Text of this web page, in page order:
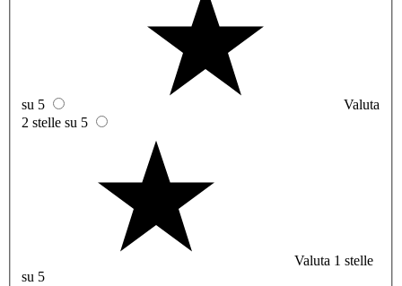
su 5
Valuta
2 stelle su 5
Valuta 1 stelle
su 5